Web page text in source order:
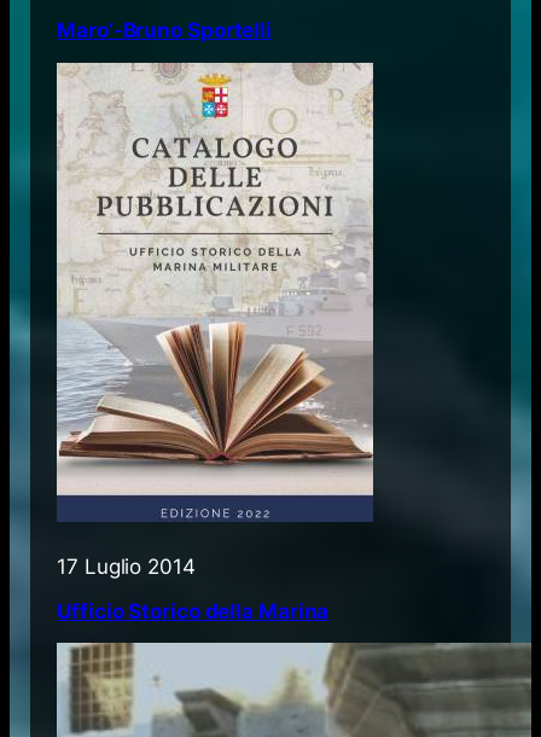
Maro’-Bruno Sportelli
17 Luglio 2014
Ufficio Storico della Marina